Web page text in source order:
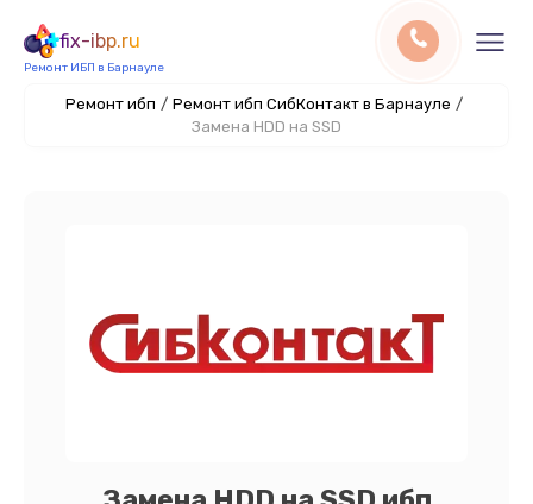
fix-ibp.ru
Ремонт ИБП в Барнауле
Ремонт ибп / Ремонт ибп СибКонтакт в Барнауле /
Замена HDD на SSD